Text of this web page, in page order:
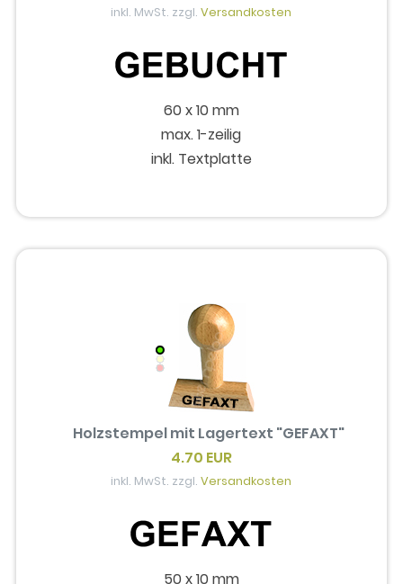
inkl. MwSt. zzgl.Versandkosten
60 x 10 mm
max. 1-zeilig
inkl. Textplatte
Holzstempel mit Lagertext "GEFAXT"
4.70 EUR
inkl. MwSt. zzgl.Versandkosten
50 x 10 mm